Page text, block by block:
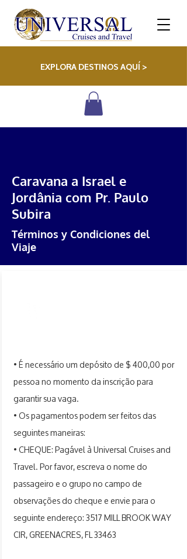
EXPLORA DESTINOS AQUÍ >
Caravana a Israel e
Jordânia com Pr. Paulo
Subira
Términos y Condiciones del
Viaje
• É necessário um depósito de $ 400,00 por
pessoa no momento da inscrição para
garantir sua vaga.
• Os pagamentos podem ser feitos das
seguintes maneiras:
• CHEQUE: Pagável à Universal Cruises and
Travel. Por favor, escreva o nome do
passageiro e o grupo no campo de
observações do cheque e envie para o
seguinte endereço: 3517 MILL BROOK WAY
CIR, GREENACRES, FL 33463